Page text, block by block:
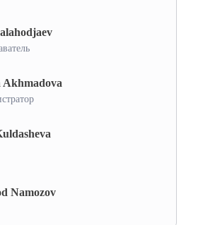
Namozov